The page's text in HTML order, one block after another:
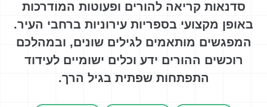
סדנאות קריאה להורים ופעוטות המודרכות
באופן מקצועי בספריות עירוניות ברחבי העיר.
המפגשים מותאמים לגילים שונים, ובמהלכם
רוכשים ההורים ידע וכלים ישומיים לעידוד
התפתחות שפתית בגיל הרך.